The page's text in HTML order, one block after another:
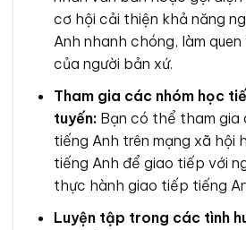
cơ hội cải thiện khả năng
Anh nhanh chóng, làm
của người bản xứ.
Tham gia các nhóm học
tuyến:Bạn có thể tham gia
tiếng Anh trên mạng xã hội
tiếng Anh để giao tiếp với
thực hành giao tiếp tiếng
Luyện tập trong các tình